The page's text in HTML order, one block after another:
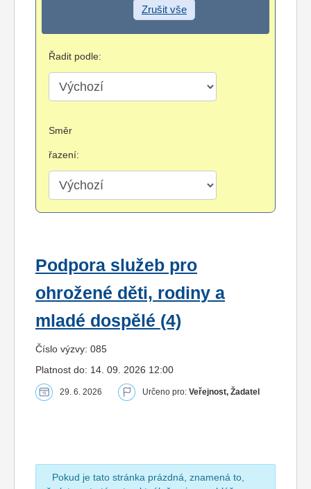
Zrušit vše
Řadit podle:
Směr
řazení:
Podpora služeb pro
ohrožené děti, rodiny a
mladé dospělé (4)
Číslo výzvy: 085
Platnost do: 14. 09. 2026 12:00
29. 6. 2026 Určeno pro: Veřejnost, Žadatel
Pokud je tato stránka prázdná, znamená to,